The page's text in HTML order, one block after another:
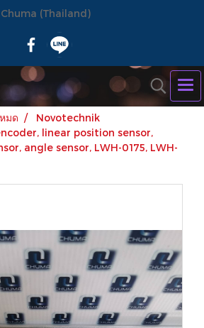
Chuma (Thailand)
มด
Novotechnik
linear position sensor,
angle sensor, LWH-0175, LWH-